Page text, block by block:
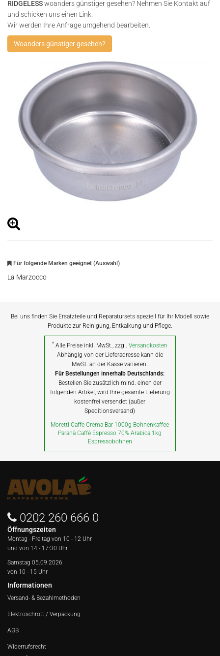
RIDGELESSwoanders günstiger gesehen? Nehmen Sie Kontakt auf
und schicken uns einen Link.
Wir werden Ihre Anfrage umgehend bearbeiten.
Woanders günstiger gesehen?
Für folgende Marken geeignet (Auswahl)
La Marzocco
Bei uns finden Sie Ersatzteile und Reparatursets speziell für Ihr Modell sowie
Produkte zur Reinigung, Entkalkung und Pflege.
* Alle Preise inkl. MwSt., zzgl.Versandkosten
Abhängig von der Lieferadresse kann die
MwSt. an der Kasse variieren.
Für Bestellungen innerhalb Deutschlands:
Bestellen Sie zusätzlich mind. einen der
folgenden Artikel, wird Ihre gesamte Lieferung
kostenfrei versendet (außer
Speditionsversand)
Moretti Caffe Crema Bar 1000g Bohnenkaffee
Paranà Caffè Espresso 70% Arabica 1kg
Espressobohnen
0202 260 666 0
Öffnungszeiten
Montag - Freitag von 10 - 12 Uhr
und von 14 - 17:30 Uhr
Samstag 05.09.2026
von 10 - 15 Uhr
Informationen
Versand- & Bezahlmethoden
Elektroschrott / Verpackung
AGB
Widerrufsrecht